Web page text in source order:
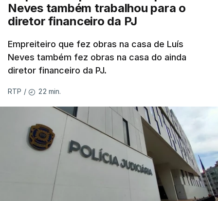
Neves também trabalhou para o
diretor financeiro da PJ
Empreiteiro que fez obras na casa de Luís
Neves também fez obras na casa do ainda
diretor financeiro da PJ.
RTP / 22 min.